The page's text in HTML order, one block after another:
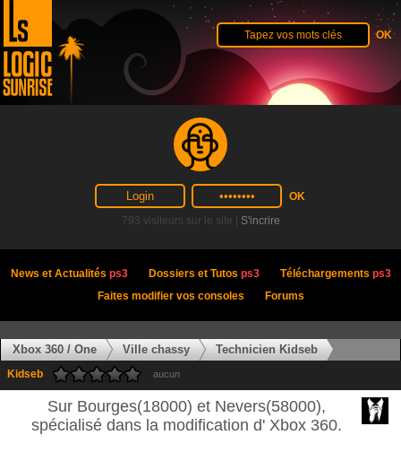
793 visiteurs sur le site | S'incrire
News et Actualités ps3 Dossiers et Tutos ps3 Téléchargements ps3
Faites modifier vos consoles
Forums
Xbox 360 / One Ville chassy Technicien Kidseb
Kidseb aucun
Sur Bourges(18000) et Nevers(58000),
spécialisé dans la modification d' Xbox 360.